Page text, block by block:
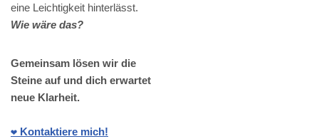
eine Leichtigkeit hinterlässt.
Wie wäre das?
Gemeinsam lösen wir die
Steine auf und dich erwartet
neue Klarheit.
❤️ Kontaktiere mich!